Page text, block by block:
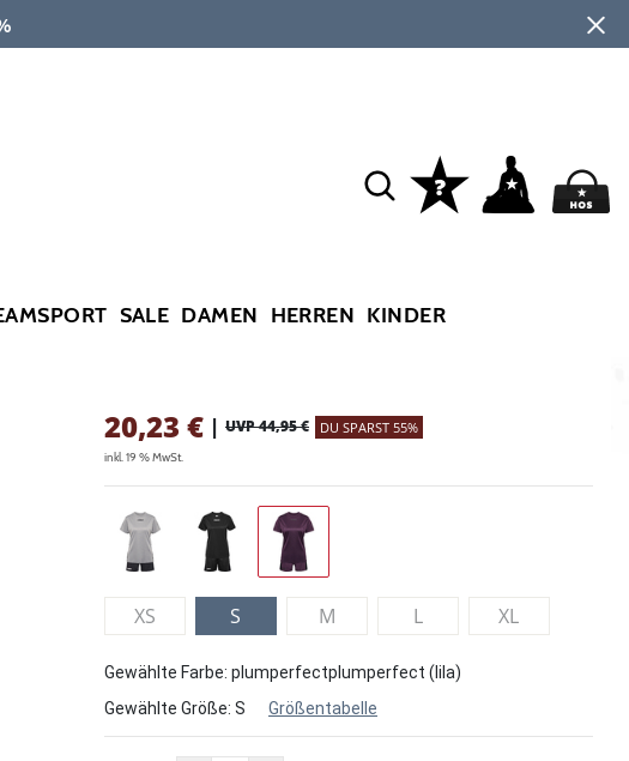
SALE DAMEN HERREN KINDER
20,23 € | UVP 44,95 € DU SPARST 55%
inkl. 19 % MwSt.
XS S M L XL
Gewählte Farbe: plumperfectplumperfect (lila)
Gewählte Größe: S Größentabelle